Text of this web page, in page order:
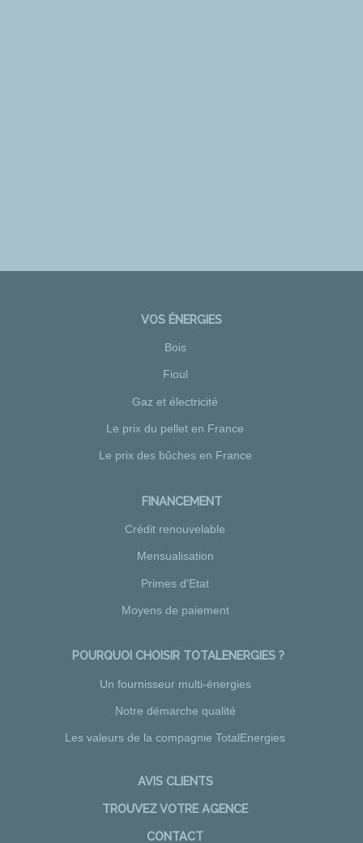
VOS ÉNERGIES
Bois
Fioul
Gaz et électricité
Le prix du pellet en France
Le prix des bûches en France
FINANCEMENT
Crédit renouvelable
Mensualisation
Primes d'Etat
Moyens de paiement
POURQUOI CHOISIR TOTALENERGIES ?
Un fournisseur multi-énergies
Notre démarche qualité
Les valeurs de la compagnie TotalEnergies
AVIS CLIENTS
TROUVEZ VOTRE AGENCE
CONTACT